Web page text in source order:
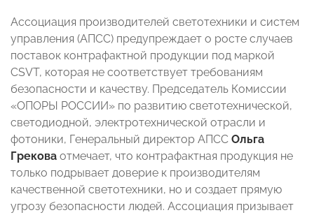
Ассоциация производителей светотехники и систем
управления (АПСС) предупреждает о росте случаев
поставок контрафактной продукции под маркой
CSVT, которая не соответствует требованиям
безопасности и качеству. Председатель Комиссии
«ОПОРЫ РОССИИ» по развитию светотехнической,
светодиодной, электротехнической отрасли и
фотоники, Генеральный директор АПСС Ольга
Грекова отмечает, что контрафактная продукция не
только подрывает доверие к производителям
качественной светотехники, но и создает прямую
угрозу безопасности людей. Ассоциация призывает